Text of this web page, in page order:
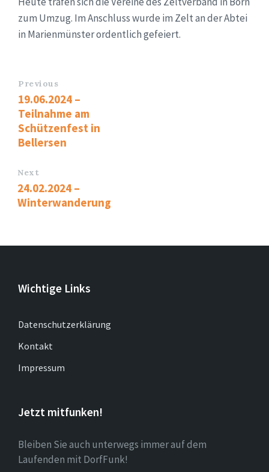
zum Umzug. Im Anschluss wurde im Zelt an der Abtei
in Marienmünster ordentlich gefeiert.
Previous
19.06.2024 –
Teilnahme am
Schützenfest in
Bellersen
Next
24.02.2024 –
Winterwanderung
Wichtige Links
Datenschutzerklärung
Kontakt
Impressum
Jetzt mitfunken!
Bleiben Sie auch unterwegs immer auf dem
Laufenden mit DorfFunk!